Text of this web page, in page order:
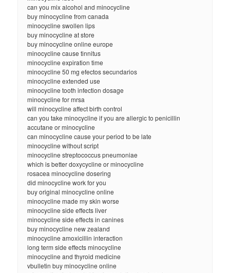
can you mix alcohol and minocycline
buy minocycline from canada
minocycline swollen lips
buy minocycline at store
buy minocycline online europe
minocycline cause tinnitus
minocycline expiration time
minocycline 50 mg efectos secundarios
minocycline extended use
minocycline tooth infection dosage
minocycline for mrsa
will minocycline affect birth control
can you take minocycline if you are allergic to penicillin
accutane or minocycline
can minocycline cause your period to be late
minocycline without script
minocycline streptococcus pneumoniae
which is better doxycycline or minocycline
rosacea minocycline dosering
did minocycline work for you
buy original minocycline online
minocycline made my skin worse
minocycline side effects liver
minocycline side effects in canines
buy minocycline new zealand
minocycline amoxicillin interaction
long term side effects minocycline
minocycline and thyroid medicine
vbulletin buy minocycline online